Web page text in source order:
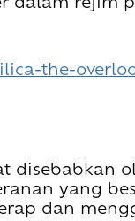
the-
disebabkan
yang
dan